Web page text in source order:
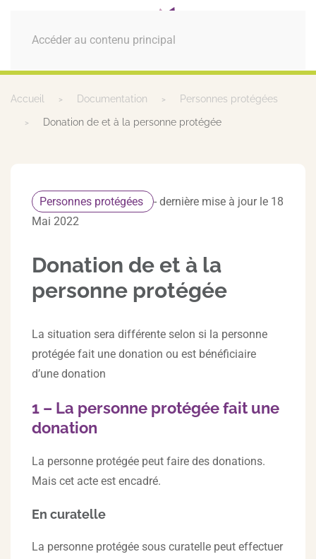
Accéder au contenu principal
MENU
Accueil Documentation Personnes protégées
Donation de et à la personne protégée
Personnes protégées
- dernière mise à jour le 18
Mai 2022
Donation de et à la
personne protégée
La situation sera différente selon si la personne
protégée fait une donation ou est bénéficiaire
d’une donation
1 – La personne protégée fait une
donation
La personne protégée peut faire des donations.
Mais cet acte est encadré.
En curatelle
La personne protégée sous curatelle peut effectuer